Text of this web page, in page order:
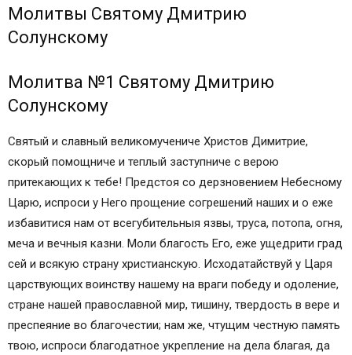
Молитвы Святому Дмитрию
Солунскому
Молитва №1 Святому Дмитрию
Солунскому
Святый и славный великомучениче Христов Димитрие,
скорый помощниче и теплый заступниче с верою
притекающих к тебе! Предстоя со дерзновением Небесному
Царю, испроси у Него прощение согрешений наших и о еже
избавитися нам от всегубительныя язвы, труса, потопа, огня,
меча и вечныя казни. Моли благость Его, еже ущедрити град
сей и всякую страну христианскую. Исходатайствуй у Царя
царствующих воинству нашему на враги победу и одоление,
стране нашей православной мир, тишину, твердость в вере и
преспеяние во благочестии; нам же, чтущим честную память
твою, испроси благодатное укрепление на дела благая, да